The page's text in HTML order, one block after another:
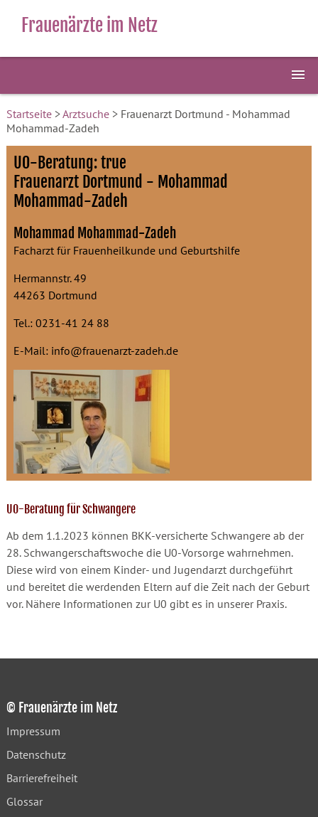
Frauenärzte im Netz
Startseite>Arztsuche> Frauenarzt Dortmund - Mohammad
Mohammad-Zadeh
U0-Beratung: true
Frauenarzt Dortmund - Mohammad
Mohammad-Zadeh
Mohammad Mohammad-Zadeh
Facharzt für Frauenheilkunde und Geburtshilfe
Hermannstr. 49
44263 Dortmund
Tel.: 0231-41 24 88
E-Mail: info@frauenarzt-zadeh.de
U0-Beratung für Schwangere
Ab dem 1.1.2023 können BKK-versicherte Schwangere ab der
28. Schwangerschaftswoche die U0-Vorsorge wahrnehmen.
Diese wird von einem Kinder- und Jugendarzt durchgeführt
und bereitet die werdenden Eltern auf die Zeit nach der Geburt
vor. Nähere Informationen zur U0 gibt es in unserer Praxis.
© Frauenärzte im Netz
Impressum
Datenschutz
Barrierefreiheit
Glossar